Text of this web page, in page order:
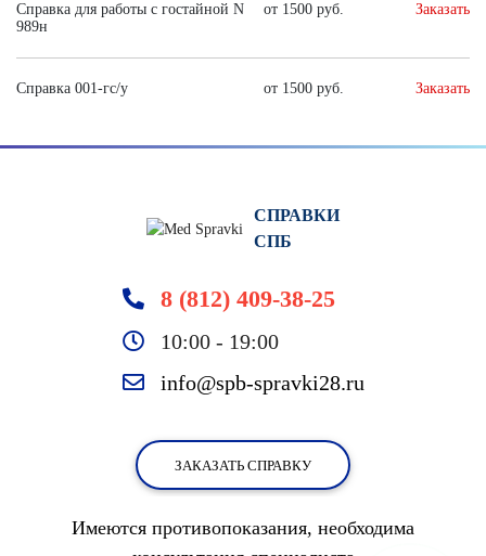
Справка для работы с гостайной N
989н
от 1500 руб. Заказать
Справка 001-гс/у от 1500 руб. Заказать
СПРАВКИ
СПБ
8 (812) 409-38-25
10:00 - 19:00
info@spb-spravki28.ru
ЗАКАЗАТЬ СПРАВКУ
Имеются противопоказания, необходима